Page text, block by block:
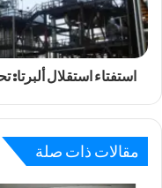
استفتاء استقلال ألبرتا:
مقالات ذات صلة